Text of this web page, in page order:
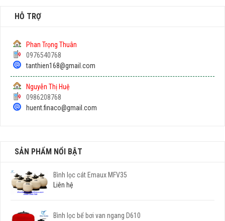
HỖ TRỢ
Phan Trọng Thuân
0976540768
tanthien168@gmail.com
Nguyễn Thị Huệ
0986208768
huent.finaco@gmail.com
SẢN PHẨM NỔI BẬT
Bình lọc cát Emaux MFV35
Liên hệ
Bình lọc bể bơi van ngang D610